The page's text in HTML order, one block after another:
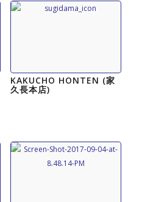
KAKUCHO HONTEN (家
久長本店)